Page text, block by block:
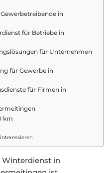
in
für Betriebe in
für Unternehmen
für Gewerbe in
für Firmen in
km
Winterdienst in